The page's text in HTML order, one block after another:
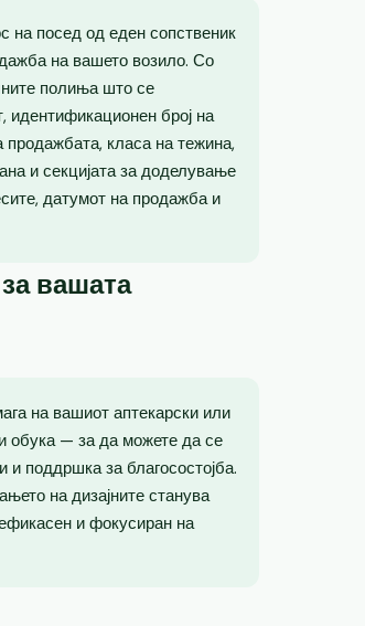
на посед од еден сопственик
на вашето возило. Со
полиња што се
идентификационен број на
класа на тежина,
и секцијата за доделување
датумот на продажба и
вашата
на вашиот аптекарски или
обука — за да можете да се
и поддршка за благосостојба.
на дизајните станува
и фокусиран на